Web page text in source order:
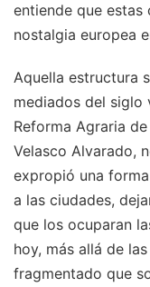
entiende que estas
nostalgia europea
Aquella estructura
mediados del siglo
Reforma Agraria
Velasco Alvarado,
expropió una
a las ciudades,
que los ocuparan
hoy, más allá de
fragmentado que